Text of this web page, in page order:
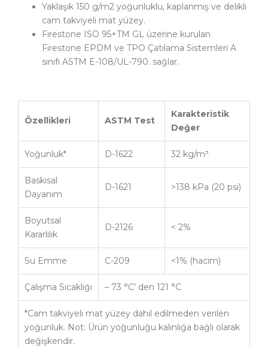
Yaklaşık 150 g/m2 yoğunluklu, kaplanmış ve delikli
cam takviyeli mat yüzey.
Firestone ISO 95+TM GL üzerine kurulan
Firestone EPDM ve TPO Çatılama Sistemleri A
sınıfı ASTM E-108/UL-790. sağlar.
Özellikleri ASTM Test
Karakteristik
Değer
Yoğunluk* D-1622 32 kg/m³
Baskısal
Dayanım
D-1621 >138 kPa (20 psi)
Boyutsal
Kararlılık
D-2126 < 2%
Su Emme C-209 <1% (hacim)
Çalışma Sıcaklığı – 73 °C’ den 121 °C
*Cam takviyeli mat yüzey dahil edilmeden verilen
yoğunluk. Not: Ürün yoğunluğu kalınlığa bağlı olarak
değişkendir.